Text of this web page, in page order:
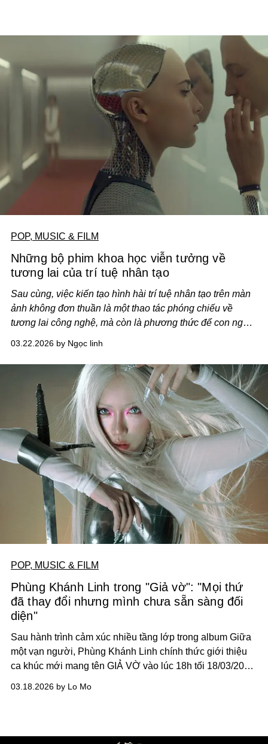
POP, MUSIC & FILM
Những bộ phim khoa học viễn tưởng về
tương lai của trí tuệ nhân tạo
Sau cùng, việc kiến tạo hình hài trí tuệ nhân tạo trên màn
ảnh không đơn thuần là một thao tác phóng chiếu về
tương lai công nghệ, mà còn là phương thức để con người
những ngưỡng phát triển tinh vi đến đâu, trí tuệ nhân tạo
vẫn chỉ là một kiến trúc mô phỏng, được dệt nên từ chính
trí tuệ của con người.
03.22.2026 by Ngọc linh
POP, MUSIC & FILM
Phùng Khánh Linh trong "Giả vờ": "Mọi thứ
đã thay đổi nhưng mình chưa sẵn sàng đối
diện"
Sau hành trình cảm xúc nhiều tầng lớp trong album Giữa
một vạn người, Phùng Khánh Linh chính thức giới thiệu
ca khúc mới mang tên GIẢ VỜ vào lúc 18h tối 18/03/2026
MỘT VẠN TOUR. Đây là một bonus track đặc biệt, đồng
lần này.
03.18.2026 by Lo Mo